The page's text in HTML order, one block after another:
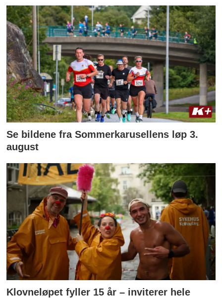
Se bildene fra Sommerkarusellens løp 3.
august
Klovneløpet fyller 15 år – inviterer hele